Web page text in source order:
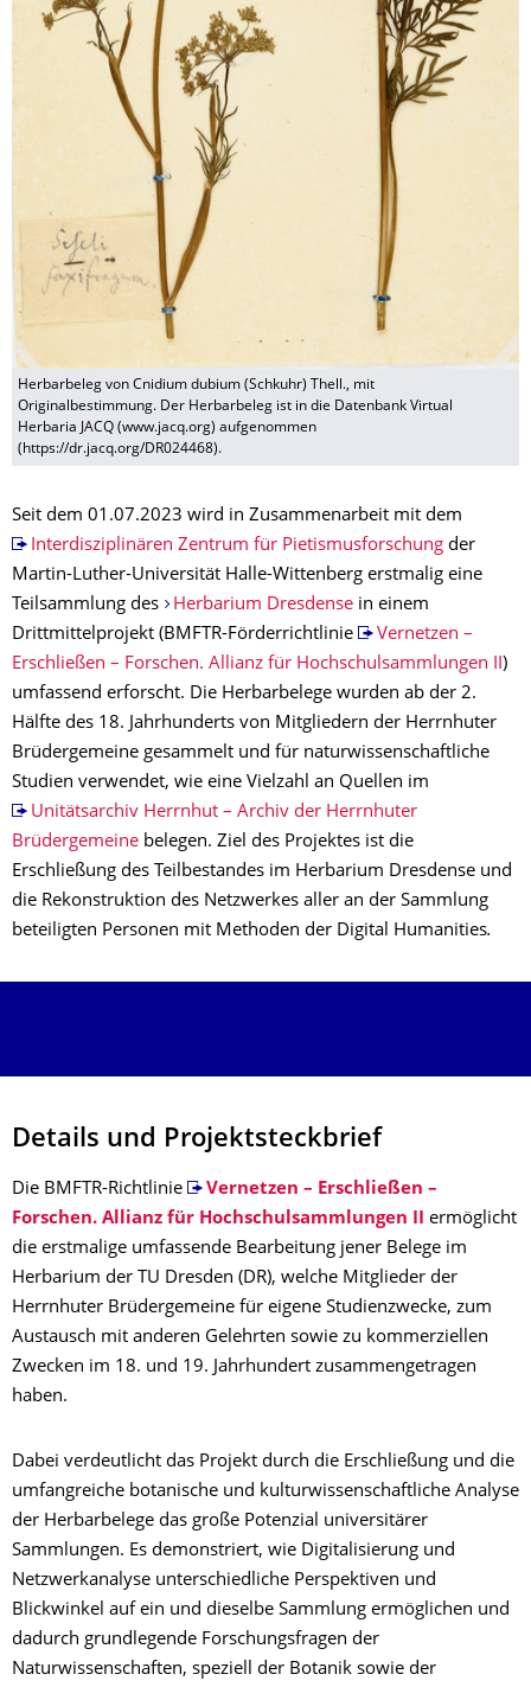
Herbarbeleg von Cnidium dubium (Schkuhr) Thell., mit
Originalbestimmung. Der Herbarbeleg ist in die Datenbank Virtual
Herbaria JACQ (www.jacq.org) aufgenommen
(https://dr.jacq.org/DR024468).
Seit dem 01.07.2023 wird in Zusammenarbeit mit dem
Interdisziplinären Zentrum für Pietismusforschungder
Martin-Luther-Universität Halle-Wittenberg erstmalig eine
Teilsammlung des
Herbarium Dresdensein einem
Drittmittelprojekt (BMFTR-Förderrichtlinie
Vernetzen –
Erschließen – Forschen. Allianz für Hochschulsammlungen II)
umfassend erforscht. Die Herbarbelege wurden ab der 2.
Hälfte des 18. Jahrhunderts von Mitgliedern der Herrnhuter
Brüdergemeine gesammelt und für naturwissenschaftliche
Studien verwendet, wie eine Vielzahl an Quellen im
Unitätsarchiv Herrnhut – Archiv der Herrnhuter
Brüdergemeine belegen. Ziel des Projektes ist die
Erschließung des Teilbestandes im Herbarium Dresdense und
die Rekonstruktion des Netzwerkes aller an der Sammlung
beteiligten Personen mit Methoden der Digital Humanities.
Details und Projektsteck­brief
Die BMFTR-Richtlinie
Vernetzen – Erschließen –
Forschen. Allianz für Hochschulsammlungen II ermöglicht
die erstmalige umfassende Bearbeitung jener Belege im
Herbarium der TU Dresden (DR), welche Mitglieder der
Herrnhuter Brüdergemeine für eigene Studienzwecke, zum
Austausch mit anderen Gelehrten sowie zu kommerziellen
Zwecken im 18. und 19. Jahrhundert zusammengetragen
haben.
Dabei verdeutlicht das Projekt durch die Erschließung und die
umfangreiche botanische und kulturwissenschaftliche Analyse
der Herbarbelege das große Potenzial universitärer
Sammlungen. Es demonstriert, wie Digitalisierung und
Netzwerkanalyse unterschiedliche Perspektiven und
Blickwinkel auf ein und dieselbe Sammlung ermöglichen und
dadurch grundlegende Forschungsfragen der
Naturwissenschaften, speziell der Botanik sowie der